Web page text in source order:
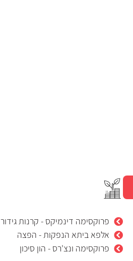
פרוקסימה דינמיקס - קרנות גידור
אלפא ביתא הנפקות - הפצה
פרוקסימה ונצ'רס - הון סיכון